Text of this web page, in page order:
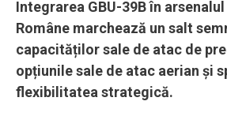
Integrarea GBU-39B în
Române marchează un salt
capacităților sale de atac de
opțiunile sale de atac aerian și
flexibilitatea strategică.